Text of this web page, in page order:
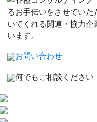
お問い合わせ
何でもご相談ください